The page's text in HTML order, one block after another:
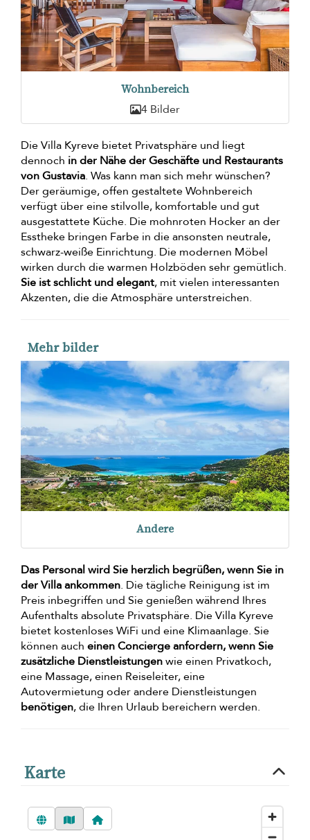
Wohnbereich
4 Bilder
Die Villa Kyreve bietet Privatsphäre und liegt
dennoch in der Nähe der Geschäfte und Restaurants
von Gustavia. Was kann man sich mehr wünschen?
Der geräumige, offen gestaltete Wohnbereich
verfügt über eine stilvolle, komfortable und gut
ausgestattete Küche. Die mohnroten Hocker an der
Esstheke bringen Farbe in die ansonsten neutrale,
schwarz-weiße Einrichtung. Die modernen Möbel
wirken durch die warmen Holzböden sehr gemütlich.
Sie ist schlicht und elegant, mit vielen interessanten
Akzenten, die die Atmosphäre unterstreichen.
Mehr bilder
Andere
Das Personal wird Sie herzlich begrüßen, wenn Sie in
der Villa ankommen. Die tägliche Reinigung ist im
Preis inbegriffen und Sie genießen während Ihres
Aufenthalts absolute Privatsphäre. Die Villa Kyreve
bietet kostenloses WiFi und eine Klimaanlage. Sie
können auch einen Concierge anfordern, wenn Sie
zusätzliche Dienstleistungenwie einen Privatkoch,
eine Massage, einen Reiseleiter, eine
Autovermietung oder andere Dienstleistungen
benötigen, die Ihren Urlaub bereichern werden.
Karte